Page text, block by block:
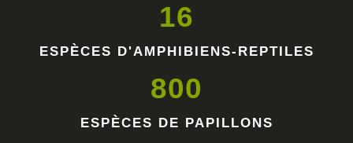
16
ESPÈCES D'AMPHIBIENS-REPTILES
800
ESPÈCES DE PAPILLONS